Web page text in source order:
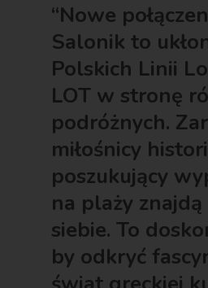
“Nowe
Salonik to
Polskich Linii
LOT w stronę
podróżnych.
miłośnicy
poszukujący
na plaży
siebie. To
by odkryć